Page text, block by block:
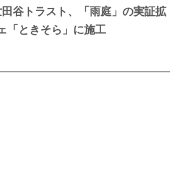
谷トラスト、「雨庭」の実証拡
「ときそら」に施工